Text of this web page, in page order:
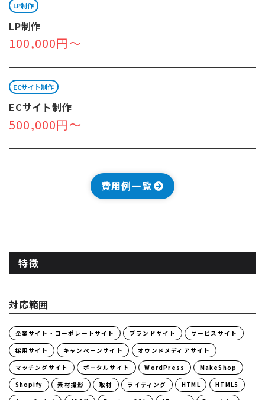
LP制作
LP制作
100,000円～
ECサイト制作
ECサイト制作
500,000円～
費用例一覧
特徴
対応範囲
企業サイト・コーポレートサイト ブランドサイト サービスサイト
採用サイト キャンペーンサイト オウンドメディアサイト
マッチングサイト ポータルサイト WordPress MakeShop
Shopify 素材撮影 取材 ライティング HTML HTML5